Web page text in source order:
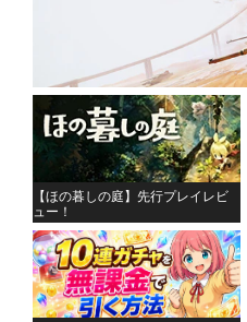
【ほの暮しの庭】先行プレイレビ
ュー！